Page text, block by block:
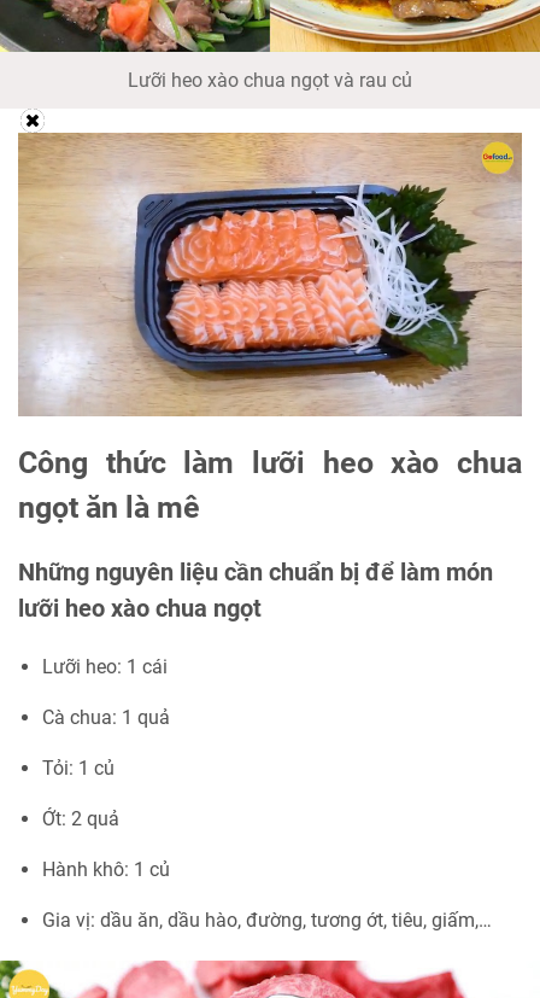
Lưỡi heo xào chua ngọt và rau củ
Công thức làm lưỡi heo xào chua
ngọt ăn là mê
Những nguyên liệu cần chuẩn bị để làm món
lưỡi heo xào chua ngọt
Lưỡi heo: 1 cái
Cà chua: 1 quả
Tỏi: 1 củ
Ớt: 2 quả
Hành khô: 1 củ
Gia vị: dầu ăn, dầu hào, đường, tương ớt, tiêu, giấm,…